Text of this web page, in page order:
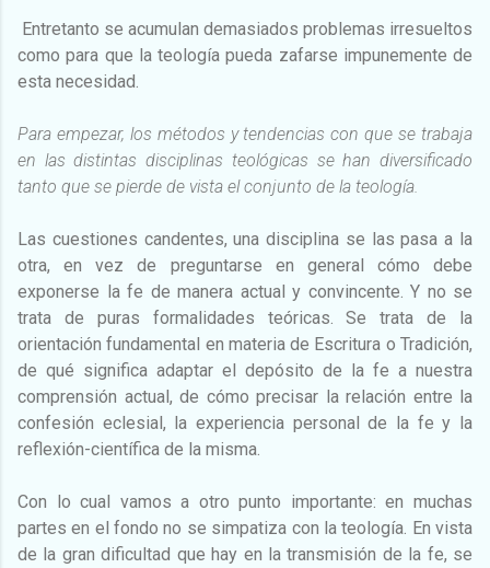
Entretanto se acumulan demasiados problemas irresueltos
como para que la teología pueda zafarse impunemente de
esta necesidad.
Para empezar, los métodos y tendencias con que se trabaja
en las distintas disciplinas teológicas se han diversificado
tanto que se pierde de vista el conjunto de la teología.
Las cuestiones candentes, una disciplina se las pasa a la
otra, en vez de preguntarse en general cómo debe
exponerse la fe de manera actual y convincente. Y no se
trata de puras formalidades teóricas. Se trata de la
orientación fundamental en materia de Escritura o Tradición,
de qué significa adaptar el depósito de la fe a nuestra
comprensión actual, de cómo precisar la relación entre la
confesión eclesial, la experiencia personal de la fe y la
reflexión-científica de la misma.
Con lo cual vamos a otro punto importante: en muchas
partes en el fondo no se simpatiza con la teología. En vista
de la gran dificultad que hay en la transmisión de la fe, se